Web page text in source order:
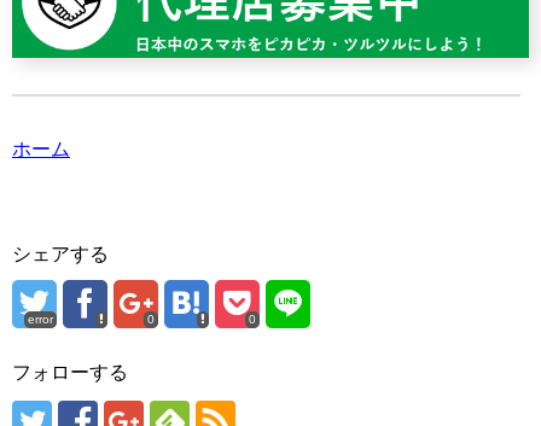
ホーム
シェアする
error 0 0
フォローする